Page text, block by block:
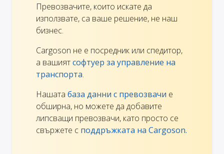
Превозвачите, които искате да
използвате, са ваше решение, не наш
бизнес.
Cargoson не е посредник или спедитор,
а вашиятсофтуер за управление на
транспорта.
Нашата база данни с превозвачи е
обширна, но можете да добавите
липсващи превозвачи, като просто се
свържете с поддръжката на Cargoson.